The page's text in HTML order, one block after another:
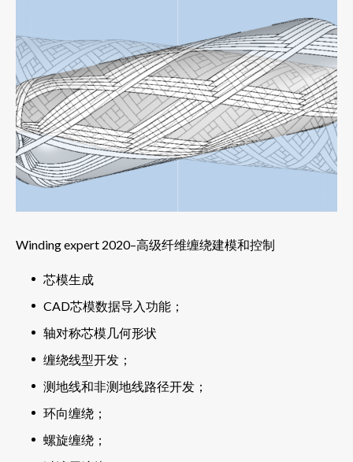
Winding expert 2020–高级纤维缠绕建模和控制
芯模生成
CAD芯模数据导入功能；
轴对称芯模几何形状
缠绕线型开发；
测地线和非测地线路径开发；
环向缠绕；
螺旋缠绕；